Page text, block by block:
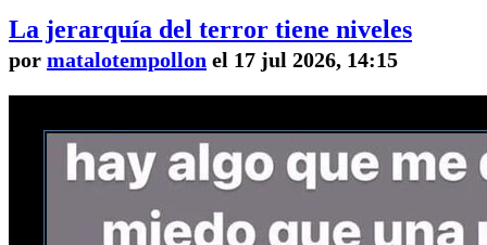
La jerarquía del terror tiene niveles
por matalotempollon el 17 jul 2026, 14:15